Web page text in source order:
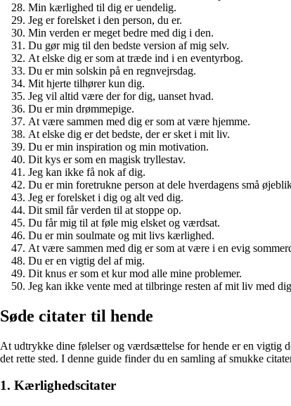
Min kærlighed til dig er uendelig.
Jeg er forelsket i den person, du er.
Min verden er meget bedre med dig i den.
Du gør mig til den bedste version af mig selv.
At elske dig er som at træde ind i en eventyrbog.
Du er min solskin på en regnvejrsdag.
Mit hjerte tilhører kun dig.
Jeg vil altid være der for dig, uanset hvad.
Du er min drømmepige.
At være sammen med dig er som at være hjemme.
At elske dig er det bedste, der er sket i mit liv.
Du er min inspiration og min motivation.
Dit kys er som en magisk tryllestav.
Jeg kan ikke få nok af dig.
Du er min foretrukne person at dele hverdagens små
Jeg er forelsket i dig og alt ved dig.
Dit smil får verden til at stoppe op.
Du får mig til at føle mig elsket og værdsat.
Du er min soulmate og mit livs kærlighed.
At være sammen med dig er som at være i en evig
Du er en vigtig del af mig.
Dit knus er som et kur mod alle mine problemer.
Jeg kan ikke vente med at tilbringe resten af mit liv med
Søde citater til hende
At udtrykke dine følelser og værdsættelse for hende er en vigtig
det rette sted. I denne guide finder du en samling af smukke
1. Kærlighedscitater